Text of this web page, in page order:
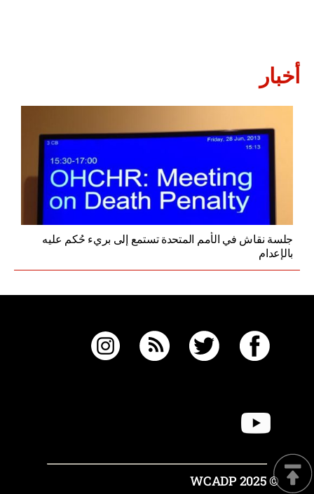
أخبار
جلسة نقاش في الأمم المتحدة تستمع إلى بريء حُكم عليه
بالإعدام
© 2025 WCADP